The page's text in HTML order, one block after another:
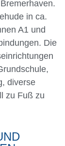
in ca.
A1 und
Die
diverse
zu Fuß zu